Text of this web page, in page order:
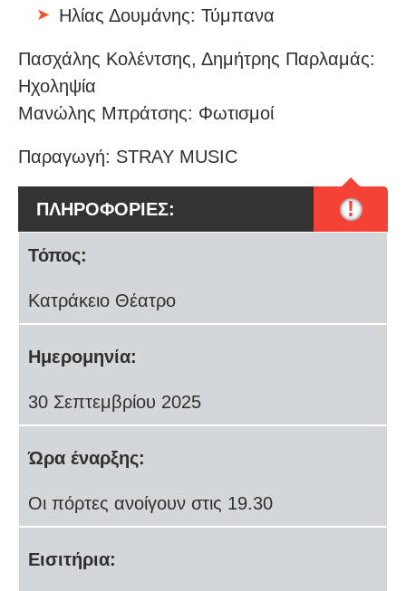
Ηλίας Δουμάνης: Τύμπανα
Πασχάλης Κολέντσης, Δημήτρης Παρλαμάς:
Ηχοληψία
Μανώλης Μπράτσης: Φωτισμοί
Παραγωγή: STRAY MUSIC
ΠΛΗΡΟΦΟΡΙΕΣ: !
Τόπος:
Κατράκειο Θέατρο
Ημερομηνία:
30 Σεπτεμβρίου 2025
Ώρα έναρξης:
Οι πόρτες ανοίγουν στις 19.30
Εισιτήρια: